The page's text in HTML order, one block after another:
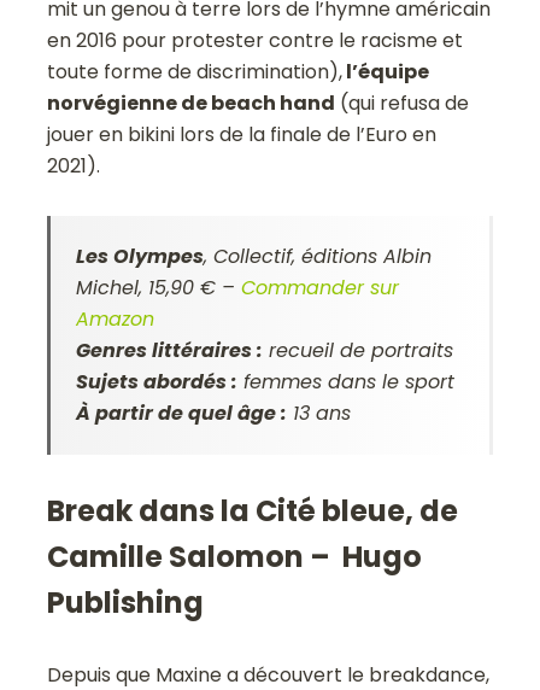
mit un genou à terre lors de l’hymne américain
en 2016 pour protester contre le racisme et
toute forme de discrimination),l’équipe
norvégienne de beach hand (qui refusa de
jouer en bikini lors de la finale de l’Euro en
2021).
Les Olympes, Collectif, éditions Albin
Michel, 15,90 € –Commander sur
Amazon
Genres littéraires : recueil de portraits
Sujets abordés : femmes dans le sport
À partir de quel âge : 13 ans
Break dans la Cité bleue, de
Camille Salomon – Hugo
Publishing
Depuis que Maxine a découvert le breakdance,